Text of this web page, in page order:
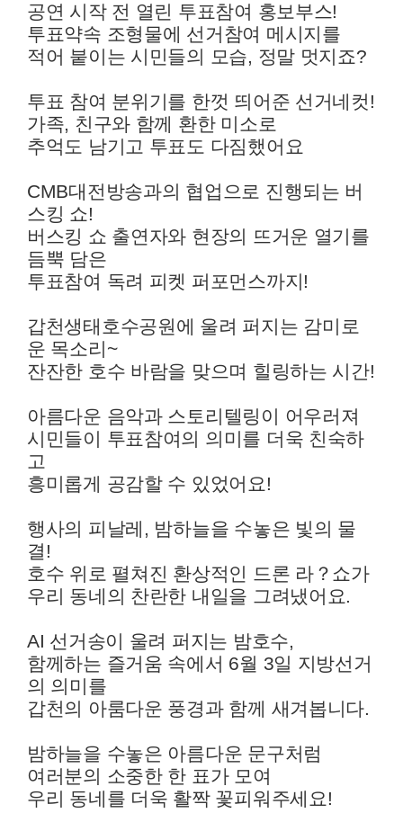
공연 시작 전 열린 투표참여 홍보부스!
투표약속 조형물에 선거참여 메시지를
적어 붙이는 시민들의 모습, 정말 멋지죠?
투표 참여 분위기를 한껏 띄어준 선거네컷!
가족, 친구와 함께 환한 미소로
추억도 남기고 투표도 다짐했어요
CMB대전방송과의 협업으로 진행되는 버
스킹 쇼!
버스킹 쇼 출연자와 현장의 뜨거운 열기를
듬뿍 담은
투표참여 독려 피켓 퍼포먼스까지!
갑천생태호수공원에 울려 퍼지는 감미로
운 목소리~
잔잔한 호수 바람을 맞으며 힐링하는 시간!
아름다운 음악과 스토리텔링이 어우러져
시민들이 투표참여의 의미를 더욱 친숙하
고
흥미롭게 공감할 수 있었어요!
행사의 피날레, 밤하늘을 수놓은 빛의 물
결!
호수 위로 펼쳐진 환상적인 드론 라？쇼가
우리 동네의 찬란한 내일을 그려냈어요.
AI 선거송이 울려 퍼지는 밤호수,
함께하는 즐거움 속에서 6월 3일 지방선거
의 의미를
갑천의 아룸다운 풍경과 함께 새겨봅니다.
밤하늘을 수놓은 아름다운 문구처럼
여러분의 소중한 한 표가 모여
우리 동네를 더욱 활짝 꽃피워주세요!